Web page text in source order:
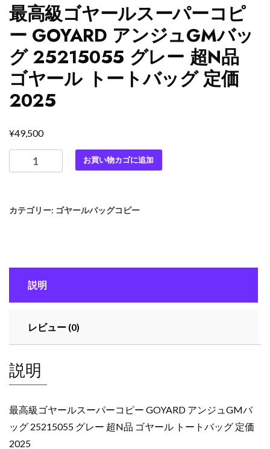
最高級ゴヤールスーパーコピ
ー GOYARD アンジュGMバッ
グ 25215055 グレー 超N品
ゴヤール トートバッグ 定価
2025
¥49,500
高
ヤ
ー
ー
ア
ン
ュ
GM
バ
お買い物カゴに追加
カテゴリー: ゴヤールバッグコピー
説明
レビュー (0)
説明
最高級ゴヤールスーパーコピー GOYARD アンジュGMバ
ッグ 25215055 グレー 超N品 ゴヤール トートバッグ 定価
2025